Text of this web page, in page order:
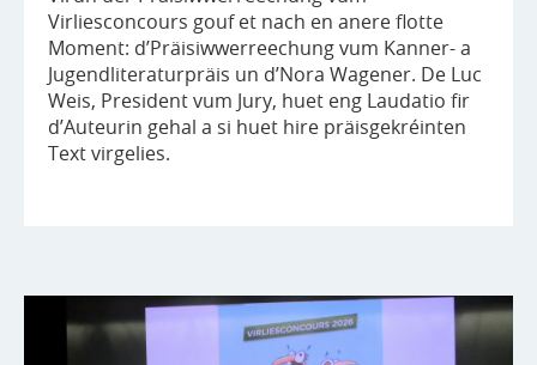
Virliesconcours gouf et nach en anere flotte
Moment: d’Präisiwwerreechung vum Kanner- a
Jugendliteraturpräis un d’Nora Wagener. De Luc
Weis, President vum Jury, huet eng Laudatio fir
d’Auteurin gehal a si huet hire präisgekréinten
Text virgelies.